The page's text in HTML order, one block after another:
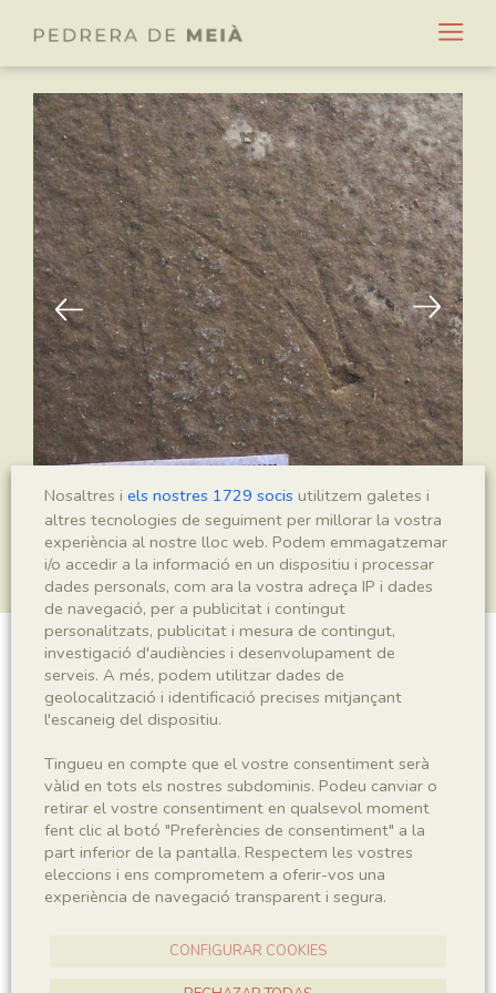
Blattidae indet.
Sigla
IEI-2935
Taxonomia
Regne Phyllum
Nosaltres i els nostres 1729 socis utilitzem galetes i
altres tecnologies de seguiment per millorar la vostra
experiència al nostre lloc web. Podem emmagatzemar
i/o accedir a la informació en un dispositiu i processar
dades personals, com ara la vostra adreça IP i dades
de navegació, per a publicitat i contingut
personalitzats, publicitat i mesura de contingut,
investigació d'audiències i desenvolupament de
serveis. A més, podem utilitzar dades de
geolocalització i identificació precises mitjançant
l'escaneig del dispositiu.
Tingueu en compte que el vostre consentiment serà
vàlid en tots els nostres subdominis. Podeu canviar o
retirar el vostre consentiment en qualsevol moment
fent clic al botó "Preferències de consentiment" a la
part inferior de la pantalla. Respectem les vostres
eleccions i ens comprometem a oferir-vos una
experiència de navegació transparent i segura.
CONFIGURAR COOKIES